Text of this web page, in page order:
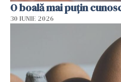
O boală mai puțin
30 IUNIE 2026